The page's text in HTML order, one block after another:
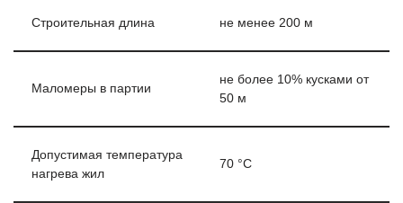
Строительная длина не менее 200 м
Маломеры в партии
не более 10% кусками от
50 м
Допустимая температура
нагрева жил
70 °C